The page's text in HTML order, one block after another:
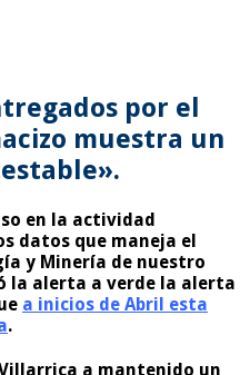
por el
muestra un
en la actividad
datos que maneja el
y Minería de nuestro
la alerta a verde la alerta
a inicios de Abril esta
.
a mantenido un